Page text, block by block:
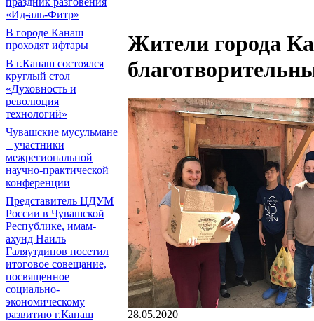
«Ид-аль-Фитр»
В городе Канаш
проходят ифтары
В г.Канаш состоялся
круглый стол
«Духовность и
революция
технологий»
Чувашские мусульмане
– участники
межрегиональной
научно-практической
конференции
Представитель ЦДУМ
России в Чувашской
Республике, имам-
ахунд Наиль
Галяутдинов посетил
итоговое совещание,
посвященное
социально-
экономическому
развитию г.Канаш
Жители города
28.05.2020